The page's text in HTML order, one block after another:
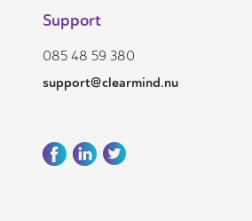
Support
085 48 59 380
support@clearmind.nu